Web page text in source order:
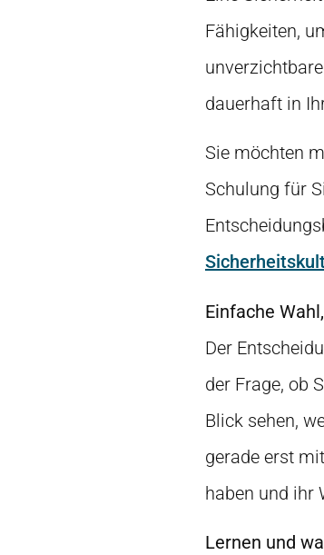
Fähigkeiten,
dauerhaft in
Sie möchten
Schulung für
Einfache
Der
der Frage, ob
Blick sehen,
gerade erst
haben und ihr
Lernen und